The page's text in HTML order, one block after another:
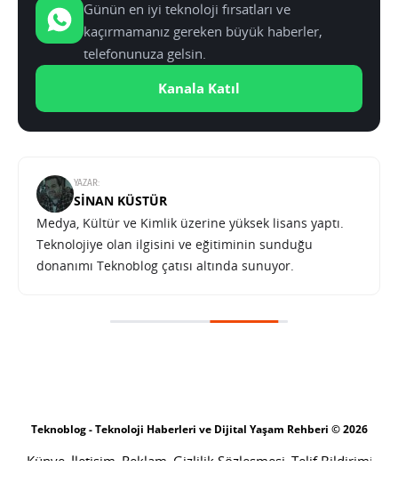
Günün en iyi teknoloji fırsatları ve
kaçırmamanız gereken büyük haberler,
telefonunuza gelsin.
Kanala Katıl
YAZAR:
SINAN KÜSTÜR
Medya, Kültür ve Kimlik üzerine yüksek lisans yaptı.
Teknolojiye olan ilgisini ve eğitiminin sunduğu
donanımı Teknoblog çatısı altında sunuyor.
Teknoblog - Teknoloji Haberleri ve Dijital Yaşam Rehberi © 2026
Künye İletişim Reklam Gizlilik Sözleşmesi Telif Bildirimi